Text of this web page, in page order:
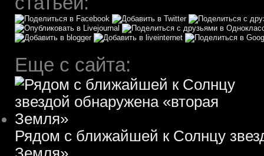
Еще с сайта:
Рядом с ближайшей к Солнцу